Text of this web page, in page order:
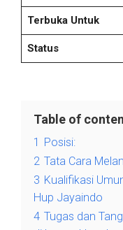
Terbuka Untuk
Status
Table of
1
Posisi:
2 Tata Cara
3 Kualifikasi
Hup Jayaindo
4 Tugas dan